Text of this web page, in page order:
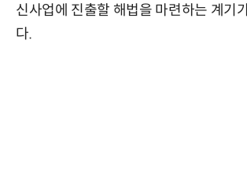
신사업에 진출할 해법을 마련하는 계기
다.